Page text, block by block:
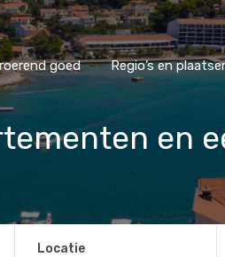
Onroerend goed Regio’s en
goed Regio’s en
en
Locatie